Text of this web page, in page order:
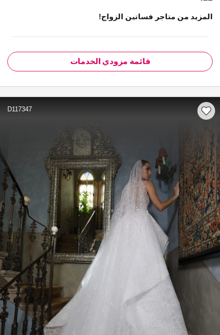
المزيد من متاجر فساتين الزواج!
قائمة مزودي الخدمات
D117347